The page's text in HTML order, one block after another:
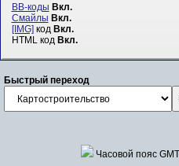
BB-коды Вкл.
Смайлы Вкл.
[IMG]код Вкл.
HTML код Вкл.
Быстрый переход
Часовой пояс